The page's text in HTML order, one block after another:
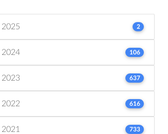
2025 2
2024 106
2023 637
2022 616
2021 733